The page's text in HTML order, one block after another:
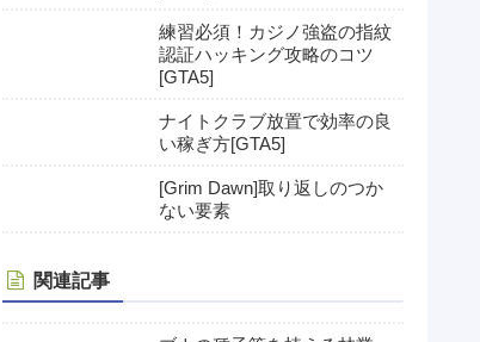
練習必須！カジノ強盗の指紋
認証ハッキング攻略のコツ
[GTA5]
ナイトクラブ放置で効率の良
い稼ぎ方[GTA5]
[Grim Dawn]取り返しのつか
ない要素
関連記事